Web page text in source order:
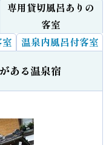
専用貸切風呂ありの
客室
温泉内風呂付客室
ある温泉宿